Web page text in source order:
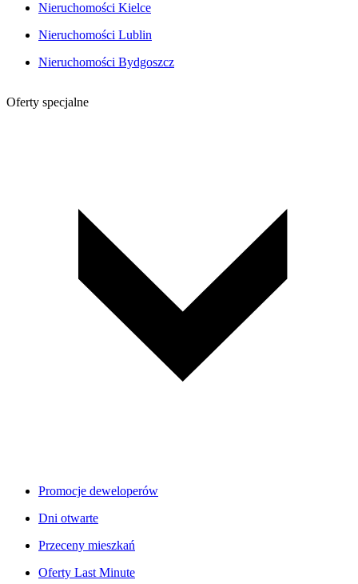
Nieruchomości Kielce
Nieruchomości Lublin
Nieruchomości Bydgoszcz
Oferty specjalne
Promocje deweloperów
Dni otwarte
Przeceny mieszkań
Oferty Last Minute